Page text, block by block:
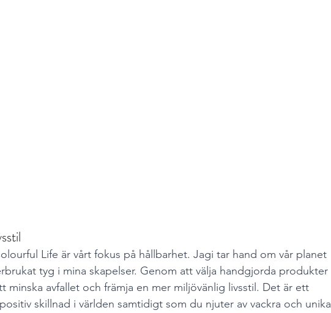
Life är vårt fokus på hållbarhet. Jagi tar hand om vår planet
tyg i mina skapelser. Genom att välja handgjorda produkter
minska avfallet och främja en mer miljövänlig livsstil. Det är ett
skillnad i världen samtidigt som du njuter av vackra och unika